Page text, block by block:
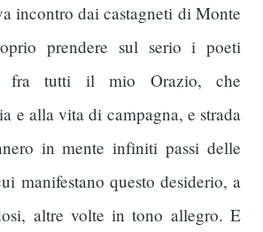
incontro dai castagneti di Monte
prendere sul serio i poeti
fra tutti il mio Orazio, che
e alla vita di campagna, e strada
in mente infiniti passi delle
manifestano questo desiderio, a
altre volte in tono allegro. E